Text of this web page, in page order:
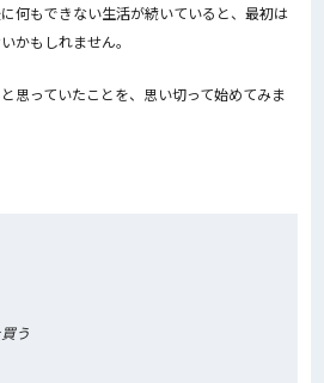
何もできない生活が続いていると、最初は
かもしれません。
思っていたことを、思い切って始めてみま
う